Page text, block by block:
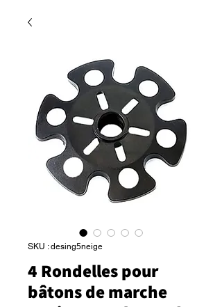
SKU : desing5neige
4 Rondelles pour
bâtons de marche